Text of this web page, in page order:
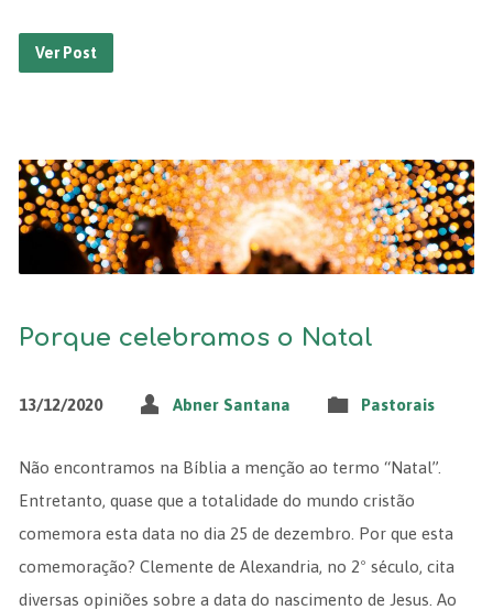
Ver Post
Porque celebramos o Natal
13/12/2020 Abner Santana Pastorais
Não encontramos na Bíblia a menção ao termo “Natal”.
Entretanto, quase que a totalidade do mundo cristão
comemora esta data no dia 25 de dezembro. Por que esta
comemoração? Clemente de Alexandria, no 2º século, cita
diversas opiniões sobre a data do nascimento de Jesus. Ao